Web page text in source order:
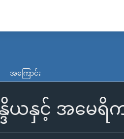
အကြောင်း
ဒိယနှင့် အမေရိ